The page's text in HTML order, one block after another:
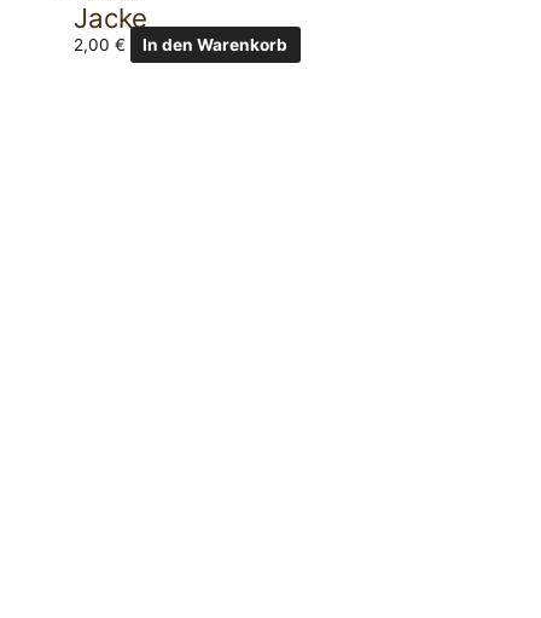
Jacke
2,00€ In den Warenkorb